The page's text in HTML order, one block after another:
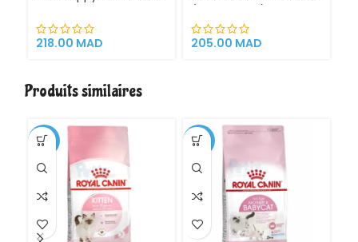
céréales pour chiots
de très petite race et
218.00 MAD 205.00 MAD
Produits similaires
-1% -11%